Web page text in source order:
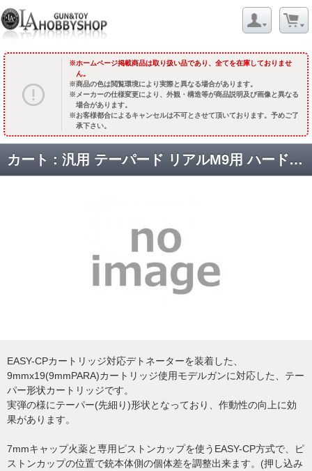
ホームページ掲載商品は取り扱い品であり、全てを在庫しておりませ
ん。
商品の色は閲覧環境により実際と異なる場合があります。
メーカーの仕様変更により、外観・構造等が商品説明及び画像と異なる
場合があります。
お客様都合によるキャンセルは不可とさせて頂いております。予めご了
承下さい。
カート : 汎用 テーパード リアルM9用 ハードアルマイト EASY-CP (8個/ピストンカップ25個入) [取寄]
EASY-CPカートリッジ対応デトネーターを装着した、
9mmx19(9mmPARA)カートリッジ使用モデルガンに対応した、テー
パー形状カートリッジです。
実弾の様にテーパー(先細り)形状となっており、作動性の向上に効
果があります。
7mmキャップ火薬と専用ピストンカップを使うEASY-CP方式で、ピ
ストンカップの位置で銃本体側の個体差を調整出来ます。(押し込み